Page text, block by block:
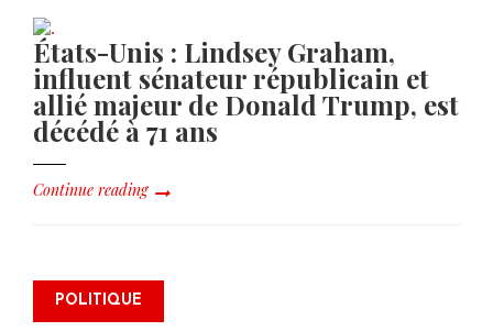
États-Unis : Lindsey Graham,
influent sénateur républicain et
allié majeur de Donald Trump, est
décédé à 71 ans
Continue reading
POLITIQUE
mettre Haïti en « mode électoral
» à travers une vaste campagne